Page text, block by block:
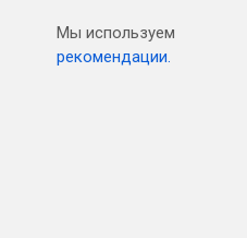
Мы используем
рекомендации.